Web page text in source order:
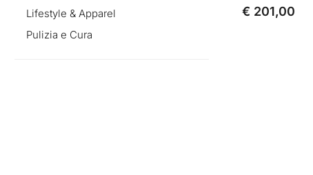
Lifestyle & Apparel
Pulizia e Cura
€ 201,00